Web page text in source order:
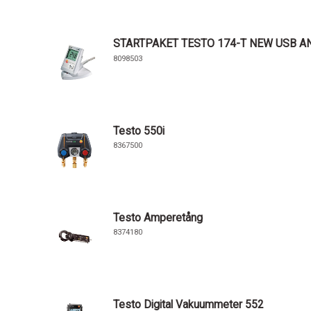
STARTPAKET TESTO 174-T NEW USB
8098503
Testo 550i
8367500
Testo Amperetång
8374180
Testo Digital Vakuummeter 552